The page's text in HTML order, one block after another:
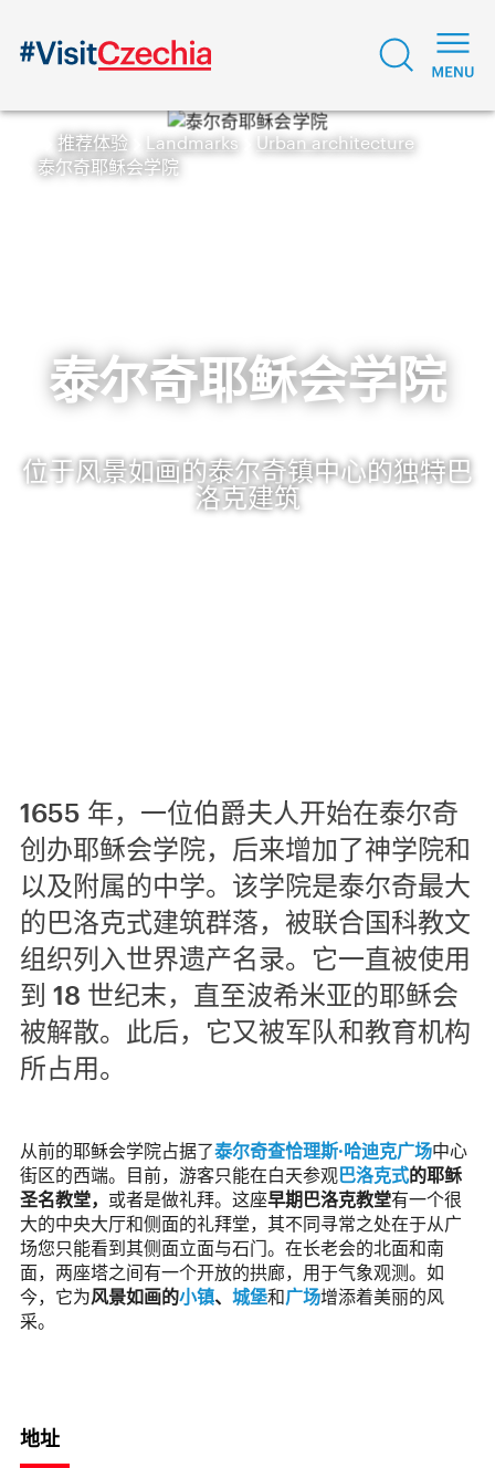
推荐体验 Landmarks
Urban architecture
泰尔奇耶稣会学院
泰尔奇耶稣会学院
位于风景如画的泰尔奇镇中心的独特巴
洛克建筑
1655 年，一位伯爵夫人开始在泰尔奇
创办耶稣会学院，后来增加了神学院和
以及附属的中学。该学院是泰尔奇最大
的巴洛克式建筑群落，被联合国科教文
组织列入世界遗产名录。它一直被使用
到 18 世纪末，直至波希米亚的耶稣会
被解散。此后，它又被军队和教育机构
所占用。
从前的耶稣会学院占据了泰尔奇查恰理斯·哈迪克广场中心
街区的西端。目前，游客只能在白天参观巴洛克式的耶稣
圣名教堂， 或者是做礼拜。这座早期巴洛克教堂有一个很
大的中央大厅和侧面的礼拜堂，其不同寻常之处在于从广
场您只能看到其侧面立面与石门。在长老会的北面和南
面，两座塔之间有一个开放的拱廊，用于气象观测。如
今，它为风景如画的小镇、 城堡和广场增添着美丽的风
采。
地址